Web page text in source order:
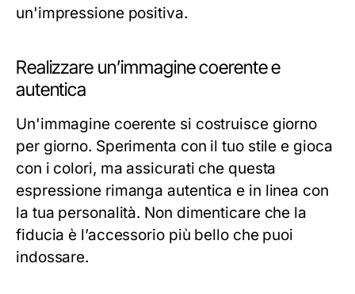
un'impressione positiva.
Realizzare un’immagine coerente e
autentica
Un'immagine coerente si costruisce giorno
per giorno. Sperimenta con il tuo stile e gioca
con i colori, ma assicurati che questa
espressione rimanga autentica e in linea con
la tua personalità. Non dimenticare che la
fiducia è l’accessorio più bello che puoi
indossare.